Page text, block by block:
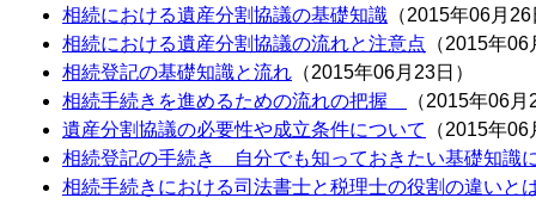
相続における遺産分割協議の基礎知識 （2015年06月
相続における遺産分割協議の流れと注意点 （2015年
相続登記の基礎知識と流れ （2015年06月23日）
相続手続きを進めるための流れの把握
（2015年06
遺産分割協議の必要性や成立条件について
（2015年
相続登記の手続き 自分でも知っておきたい基礎知識
相続手続きにおける司法書士と税理士の役割の違いと